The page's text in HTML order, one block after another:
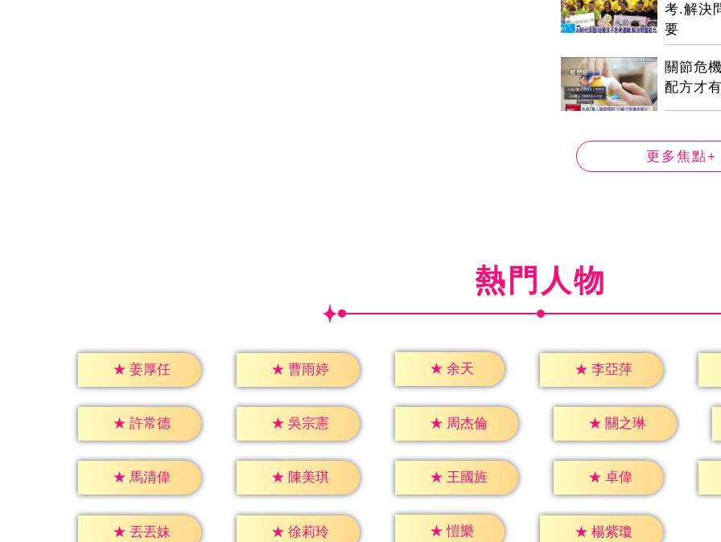
考.解決
要
關節危
配方才
更多焦點+
熱門人物
★ 姜厚任 ★ 曹雨婷 ★ 余天 ★ 李亞萍
★ 許常德 ★ 吳宗憲 ★ 周杰倫 ★ 關之琳
★ 馬清偉 ★ 陳美琪 ★ 王國旌 ★ 卓偉
★ 丟丟妹 ★ 徐莉玲 ★ 愷樂 ★ 楊紫瓊